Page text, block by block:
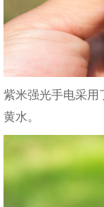
紫米强光手电采用
黄水。